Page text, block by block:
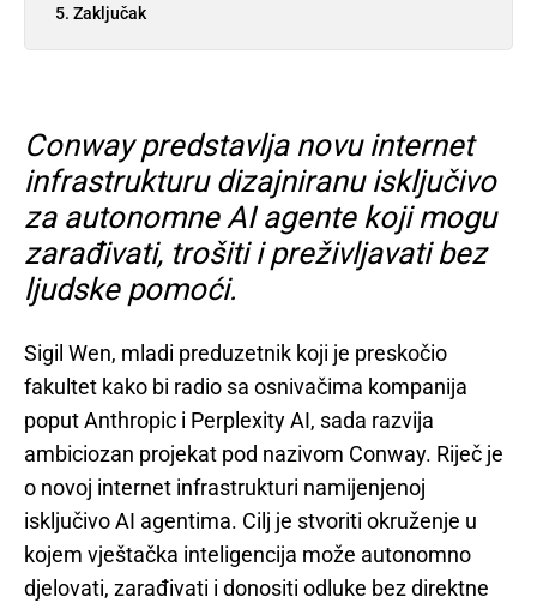
Zaključak
Conway predstavlja novu internet
infrastrukturu dizajniranu isključivo
za autonomne AI agente koji mogu
zarađivati, trošiti i preživljavati bez
ljudske pomoći.
Sigil Wen, mladi preduzetnik koji je preskočio
fakultet kako bi radio sa osnivačima kompanija
poput Anthropic i Perplexity AI, sada razvija
ambiciozan projekat pod nazivom Conway. Riječ je
o novoj internet infrastrukturi namijenjenoj
isključivo AI agentima. Cilj je stvoriti okruženje u
kojem vještačka inteligencija može autonomno
djelovati, zarađivati i donositi odluke bez direktne